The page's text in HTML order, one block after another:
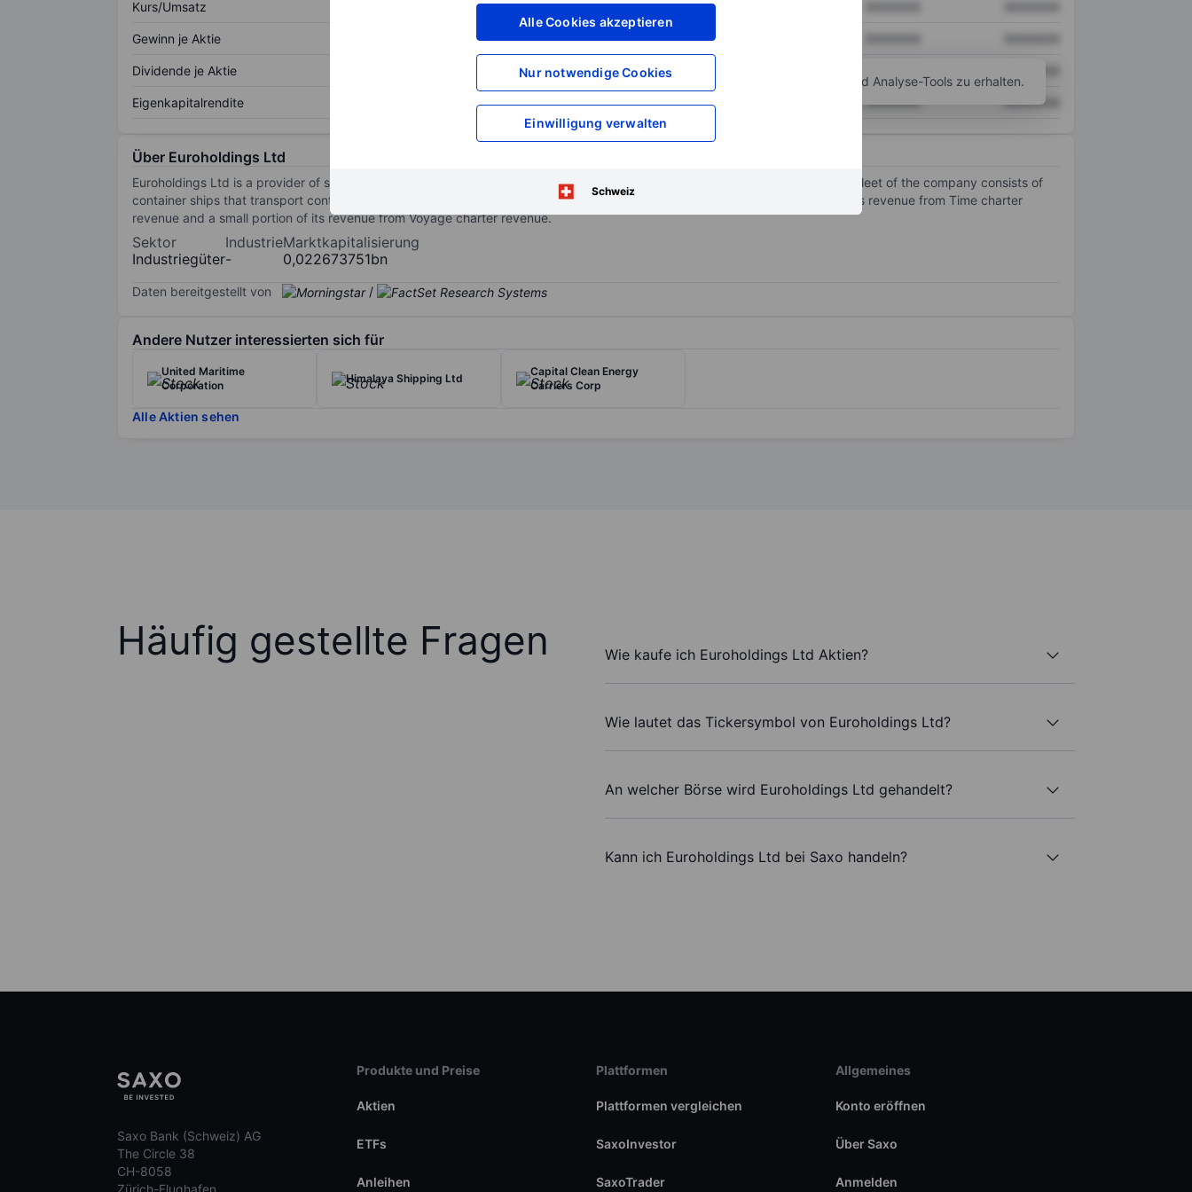
Alle Cookies akzeptieren
Nur notwendige Cookies
Einwilligung verwalten
Schweiz
Kurs/Umsatz XXXXXXX
Gewinn je Aktie XXXXXXX
Dividende je Aktie XXXXXXX
Eigenkapitalrendite XXXXXXX XXXXXXX XXXXXXX
Konto eröffnenum Zugriff auf mehr Diagramm- und Analyse-Tools zu erhalten.
Über Euroholdings Ltd
Euroholdings Ltd is a provider of shipping transportation services. The company specializes in the ownership of vessels. The fleet of the company consists of
container ships that transport containers, providing scheduled service between ports. The company generates almost all of its revenue from Time charter
revenue and a small portion of its revenue from Voyage charter revenue.
Sektor
Industriegüter
Industrie
-
Marktkapitalisierung
0,022673751bn
Daten bereitgestellt von /
Andere Nutzer interessierten sich für
United Maritime
Corporation
Himalaya Shipping Ltd
Capital Clean Energy
Carriers Corp
Alle Aktien sehen
Häufig gestellte Fragen Wie kaufe ich Euroholdings Ltd Aktien?
Wie lautet das Tickersymbol von Euroholdings Ltd?
An welcher Börse wird Euroholdings Ltd gehandelt?
Kann ich Euroholdings Ltd bei Saxo handeln?
Saxo Bank (Schweiz) AG
The Circle 38
CH-8058
Produkte und Preise
Aktien
ETFs
Anleihen
Plattformen
Plattformen vergleichen
SaxoInvestor
SaxoTrader
Allgemeines
Konto eröffnen
Über Saxo
Anmelden